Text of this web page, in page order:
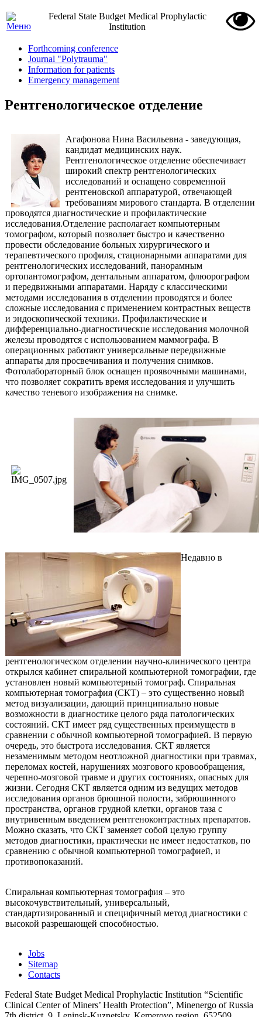
Federal State Budget Medical Prophylactic
Institution
Forthcoming conference
Journal "Polytrauma"
Information for patients
Emergency management
Рентгенологическое отделение
Агафонова Нина Васильевна - заведующая,
кандидат медицинских наук.
Рентгенологическое отделение обеспечивает
широкий спектр рентгенологических
исследований и оснащено современной
рентгеновской аппаратурой, отвечающей
требованиям мирового стандарта. В отделении
проводятся диагностические и профилактические
исследования.Отделение располагает компьютерным
томографом, который позволяет быстро и качественно
провести обследование больных хирургического и
терапевтического профиля, стационарными аппаратами для
рентгенологических исследований, панорамным
ортопантомографом, дентальным аппаратом, флюорографом
и передвижными аппаратами. Наряду с классическими
методами исследования в отделении проводятся и более
сложные исследования с применением контрастных веществ
и эндоскопической техники. Профилактические и
дифференциально-диагностические исследования молочной
железы проводятся с использованием маммографа. В
операционных работают универсальные передвижные
аппараты для просвечивания и получения снимков.
Фотолабораторный блок оснащен проявочными машинами,
что позволяет сократить время исследования и улучшить
качество теневого изображения на снимке.
Недавно в
рентгенологическом отделении научно-клинического центра
открылся кабинет спиральной компьютерной томографии, где
установлен новый компьютерный томограф. Спиральная
компьютерная томография (СКТ) – это существенно новый
метод визуализации, дающий принципиально новые
возможности в диагностике целого ряда патологических
состояний. СКТ имеет ряд существенных преимуществ в
сравнении с обычной компьютерной томографией. В первую
очередь, это быстрота исследования. СКТ является
незаменимым методом неотложной диагностики при травмах,
переломах костей, нарушениях мозгового кровообращения,
черепно-мозговой травме и других состояниях, опасных для
жизни. Сегодня СКТ является одним из ведущих методов
исследования органов брюшной полости, забрюшинного
пространства, органов грудной клетки, органов таза с
внутривенным введением рентгеноконтрастных препаратов.
Можно сказать, что СКТ заменяет собой целую группу
методов диагностики, практически не имеет недостатков, по
сравнению с обычной компьютерной томографией, и
противопоказаний.
Спиральная компьютерная томография – это
высокочувствительный, универсальный,
стандартизированный и специфичный метод диагностики с
высокой разрешающей способностью.
Jobs
Sitemap
Contacts
Federal State Budget Medical Prophylactic Institution “Scientific
Clinical Center of Miners’ Health Protection”, Minenergo of Russia